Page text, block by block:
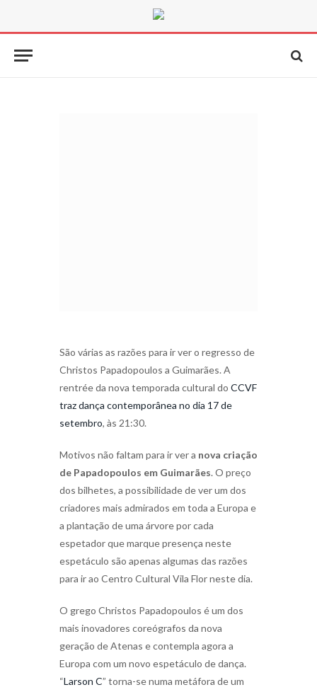
São várias as razões para ir ver o regresso de
Christos Papadopoulos a Guimarães. A
rentrée da nova temporada cultural do CCVF
traz dança contemporânea no dia 17 de
setembro, às 21:30.
Motivos não faltam para ir ver a nova criação
de Papadopoulos em Guimarães. O preço
dos bilhetes, a possibilidade de ver um dos
criadores mais admirados em toda a Europa e
a plantação de uma árvore por cada
espetador que marque presença neste
espetáculo são apenas algumas das razões
para ir ao Centro Cultural Vila Flor neste dia.
O grego Christos Papadopoulos é um dos
mais inovadores coreógrafos da nova
geração de Atenas e contempla agora a
Europa com um novo espetáculo de dança.
“Larson C” torna-se numa metáfora de um